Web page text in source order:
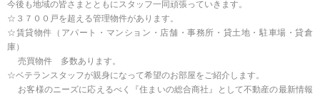
今後も地域の皆さまとともにスタッフ一同頑張っていきます。
☆３７００戸を超える管理物件があります。
☆賃貸物件（アパート・マンション・店舗・事務所・貸土地・駐車場・貸倉
庫）
売買物件 多数あります。
☆ベテランスタッフが親身になって希望のお部屋をご紹介します。
お客様のニーズに応えるべく『住まいの総合商社』として不動産の最新情報